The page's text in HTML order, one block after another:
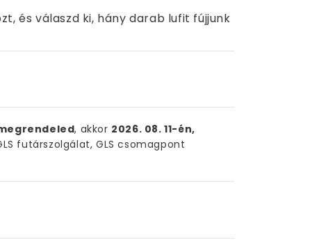
és válaszd ki, hány darab lufit fújjunk
, akkor 2026. 08. 11-én,
futárszolgálat, GLS csomagpont